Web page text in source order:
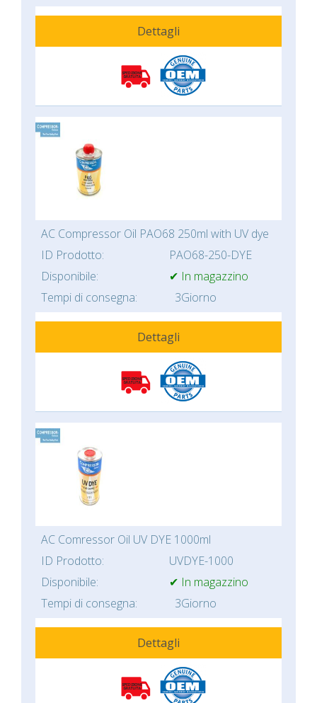
Dettagli
AC Compressor Oil PAO68 250ml with UV dye
ID Prodotto:
PAO68-250-DYE
Disponibile:
✔ In magazzino
Tempi di consegna:
3Giorno
Dettagli
AC Comressor Oil UV DYE 1000ml
ID Prodotto:
UVDYE-1000
Disponibile:
✔ In magazzino
Tempi di consegna:
3Giorno
Dettagli